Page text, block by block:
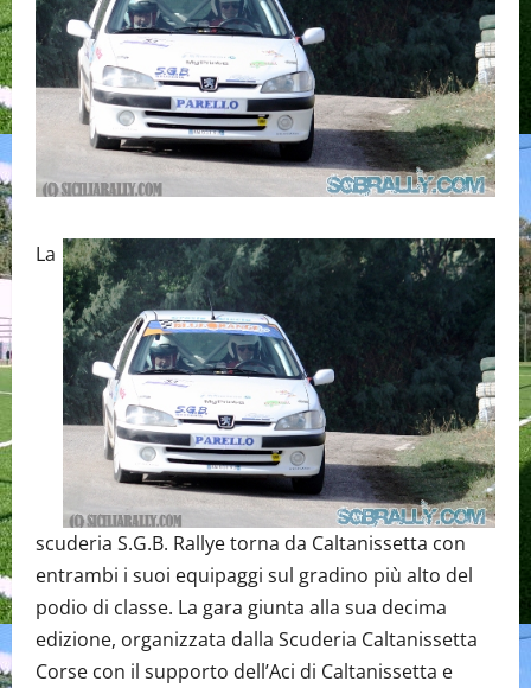
La
scuderia S.G.B. Rallye torna da Caltanissetta con
entrambi i suoi equipaggi sul gradino più alto del
podio di classe. La gara giunta alla sua decima
edizione, organizzata dalla Scuderia Caltanissetta
Corse con il supporto dell’Aci di Caltanissetta e